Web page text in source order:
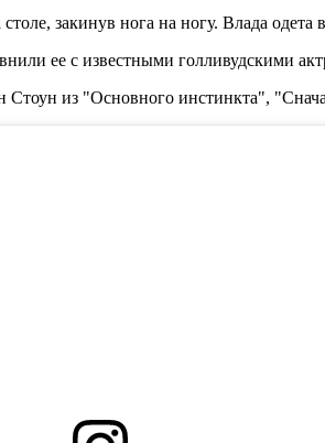
закинув нога на ногу. Влада
ее с известными голливудскими
из "Основного инстинкта",